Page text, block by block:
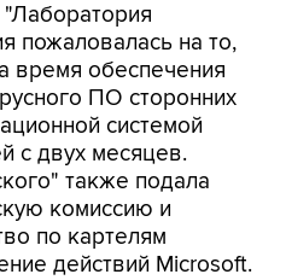
пожаловалась на то,
время обеспечения
ПО сторонних
системой
с двух месяцев.
также подала
комиссию и
по картелям
действий Microsoft.